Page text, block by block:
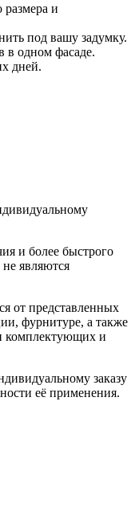
и
под вашу задумку.
в одном фасаде.
дней.
и более быстрого
не являются
от представленных
фурнитуре, а также
комплектующих и
заказу
её применения.